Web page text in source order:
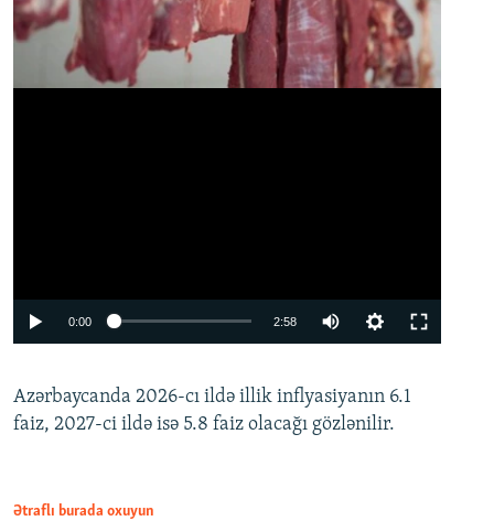
0:00 2:58
360p
480p
Azərbaycanda 2026-cı ildə illik inflyasiyanın 6.1
faiz, 2027-ci ildə isə 5.8 faiz olacağı gözlənilir.
Ətraflı burada oxuyun